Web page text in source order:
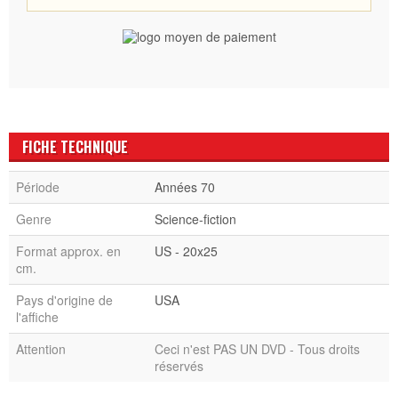
FICHE TECHNIQUE
Période
Années 70
Genre
Science-fiction
Format approx. en
cm.
US - 20x25
Pays d'origine de
l'affiche
USA
Attention
Ceci n'est PAS UN DVD - Tous droits
réservés